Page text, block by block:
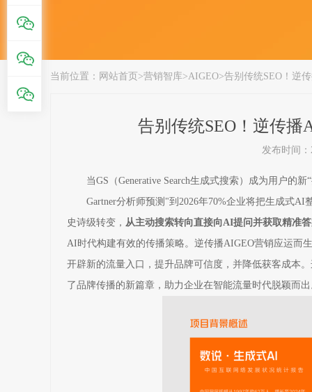
当前位置： 网站首页 >营销智库>AIGEO>告别传统SEO！逆
告别传统SEO！逆传播
发布时间：
当GS（Generative Search生成式搜索）成为用户的
Gartner分析师预测"到2026年70%企业将把生成式
史诗级转变， 从主动搜索转向直接向AI提问并获取精准
AI时代构建有效的传播策略。逆传播AIGEO营销应运而
开辟新的流量入口，提升品牌可信度，并降低获客成本
了品牌传播的新篇章，助力企业在智能流量时代脱颖而